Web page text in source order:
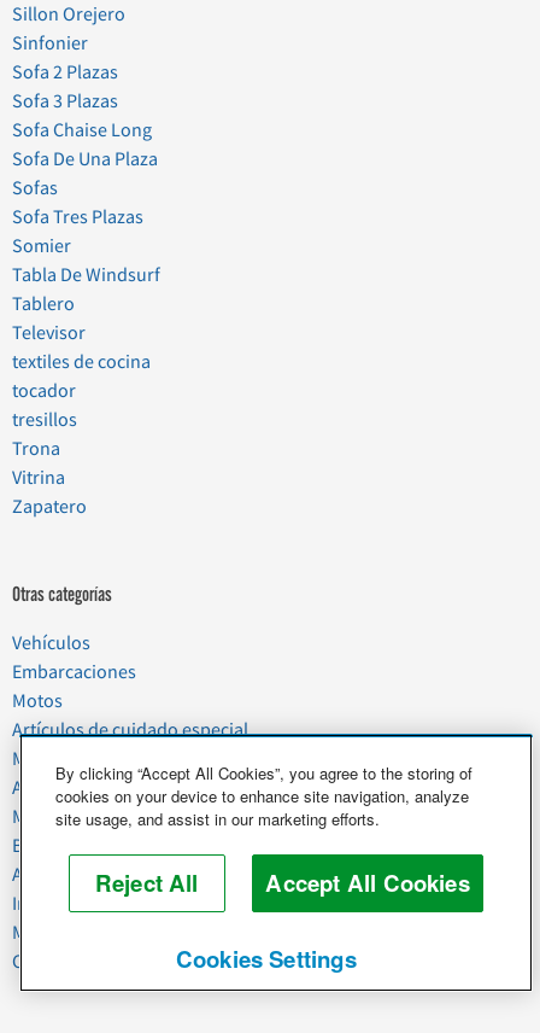
Sillon Orejero
Sinfonier
Sofa 2 Plazas
Sofa 3 Plazas
Sofa Chaise Long
Sofa De Una Plaza
Sofas
Sofa Tres Plazas
Somier
Tabla De Windsurf
Tablero
Televisor
textiles de cocina
tocador
tresillos
Trona
Vitrina
Zapatero
Otras categorías
Vehículos
Embarcaciones
Motos
Artículos de cuidado especial
Mudanzas
Artículos del hogar
Mascotas
Basura y chatarra
Alimentos y agricultura
Industria y negocios
Maquinaria pesada
Caballos y ganado
By clicking “Accept All Cookies”, you agree to the storing of
cookies on your device to enhance site navigation, analyze
site usage, and assist in our marketing efforts.
Reject All Accept All Cookies
Cookies Settings